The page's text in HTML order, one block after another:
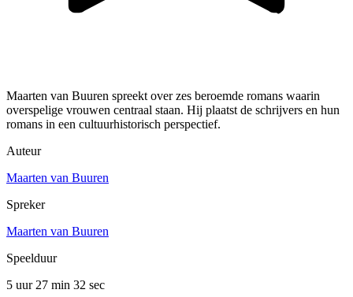
Maarten van Buuren spreekt over zes beroemde romans waarin
overspelige vrouwen centraal staan. Hij plaatst de schrijvers en hun
romans in een cultuurhistorisch perspectief.
Auteur
Maarten van Buuren
Spreker
Maarten van Buuren
Speelduur
5 uur 27 min 32 sec